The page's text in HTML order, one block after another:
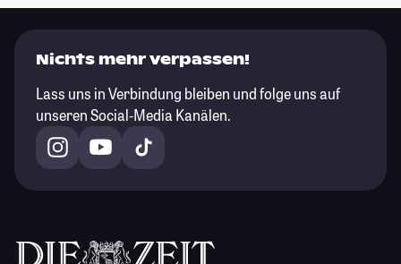
Nichts mehr verpassen!
Lass uns in Verbindung bleiben und folge uns auf
unseren Social-Media Kanälen.